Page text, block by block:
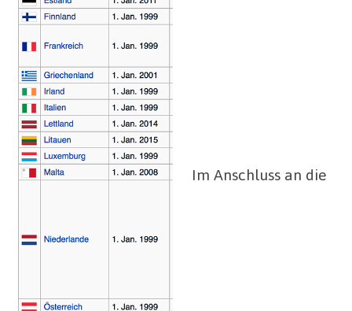
Im Anschluss an die